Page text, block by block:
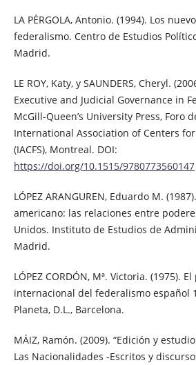
LA PÉRGOLA, Antonio. (1994). Los
federalismo. Centro de Estudios
Madrid.
LE ROY, Katy, y SAUNDERS, Cheryl.
Executive and Judicial Governance in
McGill-Queen’s University Press, Foro
International Association of Centers
(IACFS), Montreal. DOI:
https://doi.org/10.1515/9780773560147
LÓPEZ ARANGUREN, Eduardo M.
americano: las relaciones entre
Unidos. Instituto de Estudios de
Madrid.
LÓPEZ CORDÓN, Mª. Victoria. (1975).
internacional del federalismo español
Planeta, D.L., Barcelona.
MÁIZ, Ramón. (2009). “Edición y
Las Nacionalidades -Escritos y